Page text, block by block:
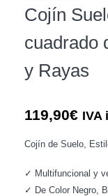
Cojín
cuadrado
y Rayas
119,90€ IVA
Cojín de Suelo,
✓ Multifuncional y
✓ De Color Negro,